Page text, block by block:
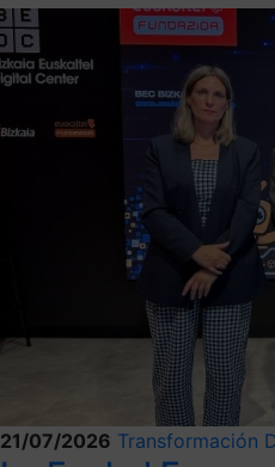
21/07/2026 Transformación